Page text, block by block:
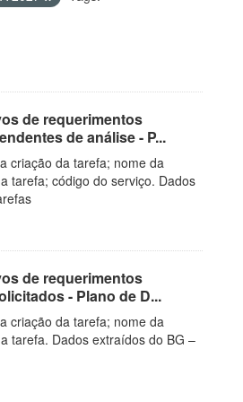
de requerimentos
de análise - P...
criação da tarefa; nome da
tarefa; código do serviço. Dados
de requerimentos
- Plano de D...
criação da tarefa; nome da
tarefa. Dados extraídos do BG –